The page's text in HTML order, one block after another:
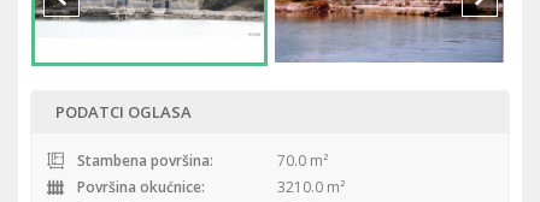
PODATCI OGLASA
Stambena površina:
70.0 m²
Površina okućnice:
3210.0 m²